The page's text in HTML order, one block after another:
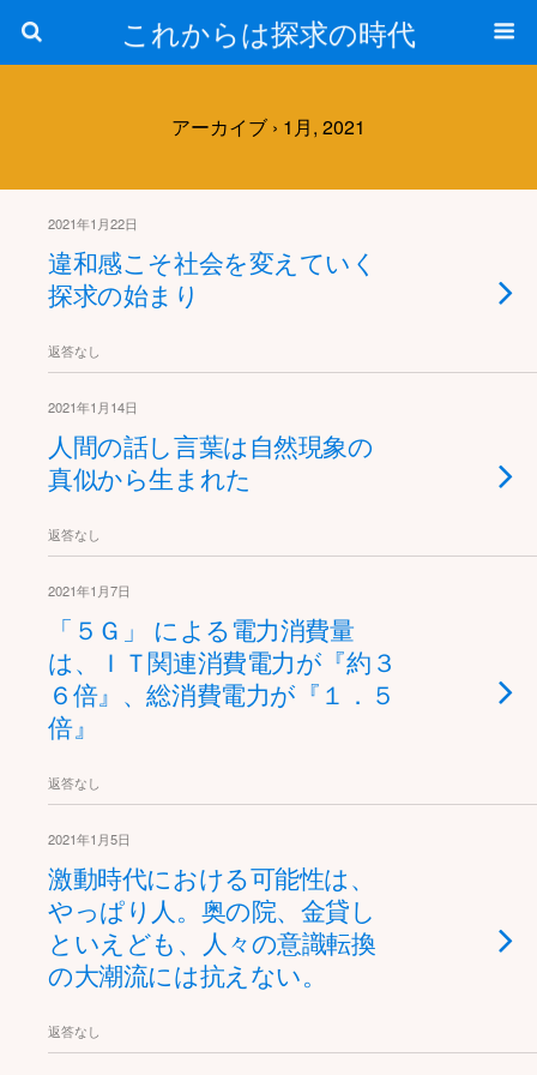
これからは探求の時代
アーカイブ › 1月, 2021
2021年1月22日
違和感こそ社会を変えていく
探求の始まり
返答なし
2021年1月14日
人間の話し言葉は自然現象の
真似から生まれた
返答なし
2021年1月7日
「５Ｇ」 による電力消費量
は、ＩＴ関連消費電力が『約３
６倍』、総消費電力が『１．５
倍』
返答なし
2021年1月5日
激動時代における可能性は、
やっぱり人。奥の院、金貸し
といえども、人々の意識転換
の大潮流には抗えない。
返答なし